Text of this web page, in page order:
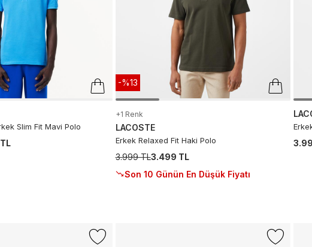
Slim Fit Mavi Polo
-%13
+1 Renk
LACOSTE
Erkek Relaxed Fit Haki Polo
3.999 TL3.499 TL
Son 10 Günün En Düşük Fiyatı